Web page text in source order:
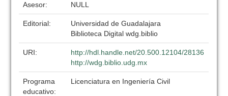
Asesor: NULL
Editorial:
Universidad de Guadalajara
Biblioteca Digital wdg.biblio
URI:
http://hdl.handle.net/20.500.12104/28136
http://wdg.biblio.udg.mx
Programa
educativo:
Licenciatura en Ingeniería Civil